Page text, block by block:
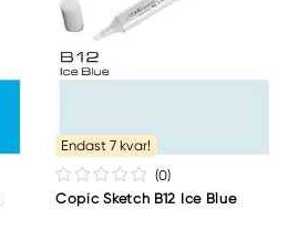
Endast 7 kvar!
(0)
Copic Sketch B12 Ice Blue